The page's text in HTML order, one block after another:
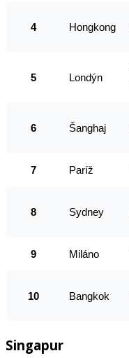
4 Hongkong
5 Londýn
6 Šanghaj
7 Paríž
8 Sydney
9 Miláno
10 Bangkok
Singapur